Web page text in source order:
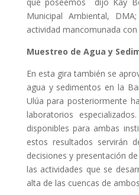
Municipal Ambiental,
actividad mancomunada con
Muestreo de Agua y
En esta gira también se
agua y sedimentos en la
Ulúa para posteriormente
laboratorios
disponibles para ambas
estos resultados servirán
decisiones y presentación
las actividades que se
alta de las cuencas de